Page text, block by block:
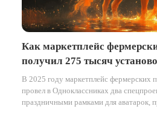
Как маркетплейс
получил 275 тысяч
В 2025 году маркетплейс фермерских
провел в Одноклассниках два
праздничными рамками для аватарок,